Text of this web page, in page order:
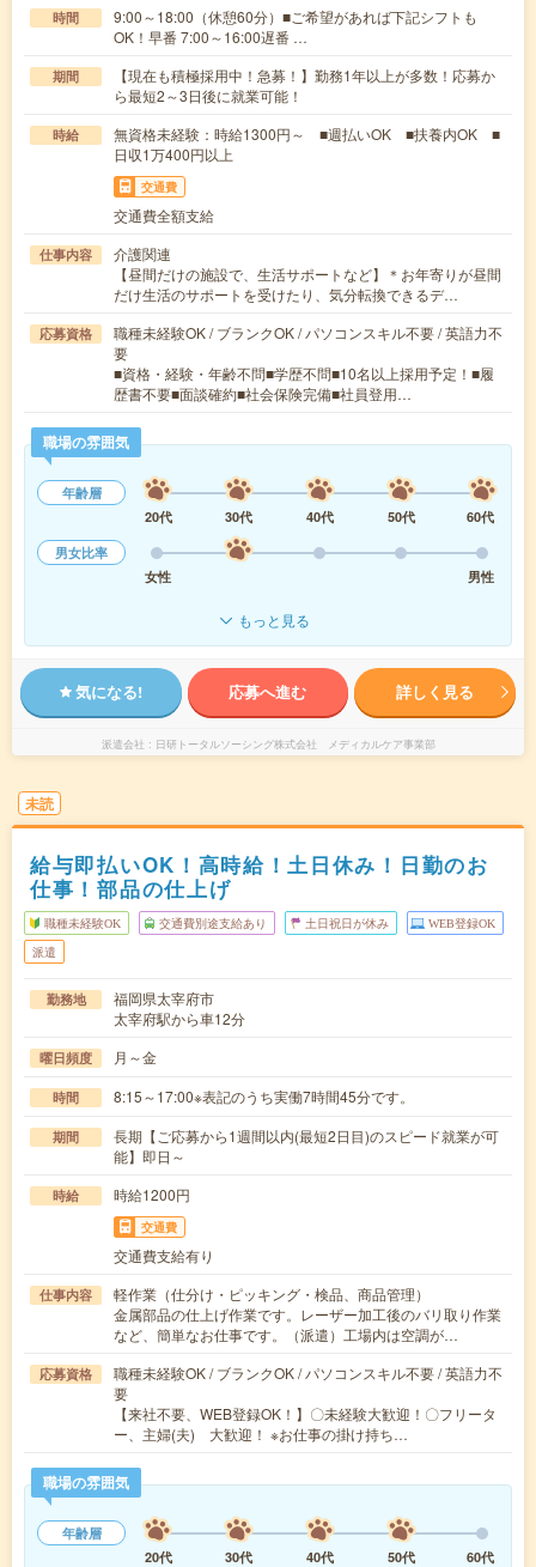
時間
9:00～18:00（休憩60分）■ご希望があれば下記シフトも
OK！早番 7:00～16:00遅番 …
期間
【現在も積極採用中！急募！】勤務1年以上が多数！応募か
ら最短2～3日後に就業可能！
時給
無資格未経験：時給1300円～ ■週払いOK ■扶養内OK ■
日収1万400円以上
交通費
交通費全額支給
仕事内容
介護関連
【昼間だけの施設で、生活サポートなど】＊お年寄りが昼間
だけ生活のサポートを受けたり、気分転換できるデ…
応募資格
職種未経験OK / ブランクOK / パソコンスキル不要 / 英語力不
要
■資格・経験・年齢不問■学歴不問■10名以上採用予定！■履
歴書不要■面談確約■社会保険完備■社員登用…
職場の雰囲気
年齢層
20代
30代 40代 50代
60代
男女比率
女性
男性
もっと見る
気になる! 応募へ進む 詳しく見る
派遣会社 日研トータルソーシング株式会社 メディカルケア事業部
未読
給与即払いOK！高時給！土日休み！日勤のお
仕事！部品の仕上げ
職種未経験OK 交通費別途支給あり 土日祝日が休み WEB登録OK
派遣
勤務地
福岡県太宰府市
太宰府駅から車12分
曜日頻度 月～金
時間 8:15～17:00※表記のうち実働7時間45分です。
期間
長期【ご応募から1週間以内(最短2日目)のスピード就業が可
能】即日～
時給 時給1200円
交通費
交通費支給有り
仕事内容
軽作業（仕分け・ピッキング・検品、商品管理）
金属部品の仕上げ作業です。レーザー加工後のバリ取り作業
など、簡単なお仕事です。（派遣）工場内は空調が…
応募資格
職種未経験OK / ブランクOK / パソコンスキル不要 / 英語力不
要
【来社不要、WEB登録OK！】〇未経験大歓迎！〇フリータ
ー、主婦(夫) 大歓迎！ ※お仕事の掛け持ち…
職場の雰囲気
年齢層
20代
30代 40代 50代 60代